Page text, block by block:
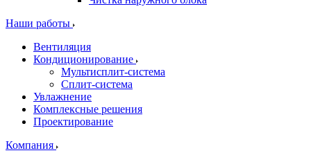
Наши работы
Вентиляция
Кондиционирование
Мультисплит-система
Сплит-система
Увлажнение
Комплексные решения
Проектирование
Компания